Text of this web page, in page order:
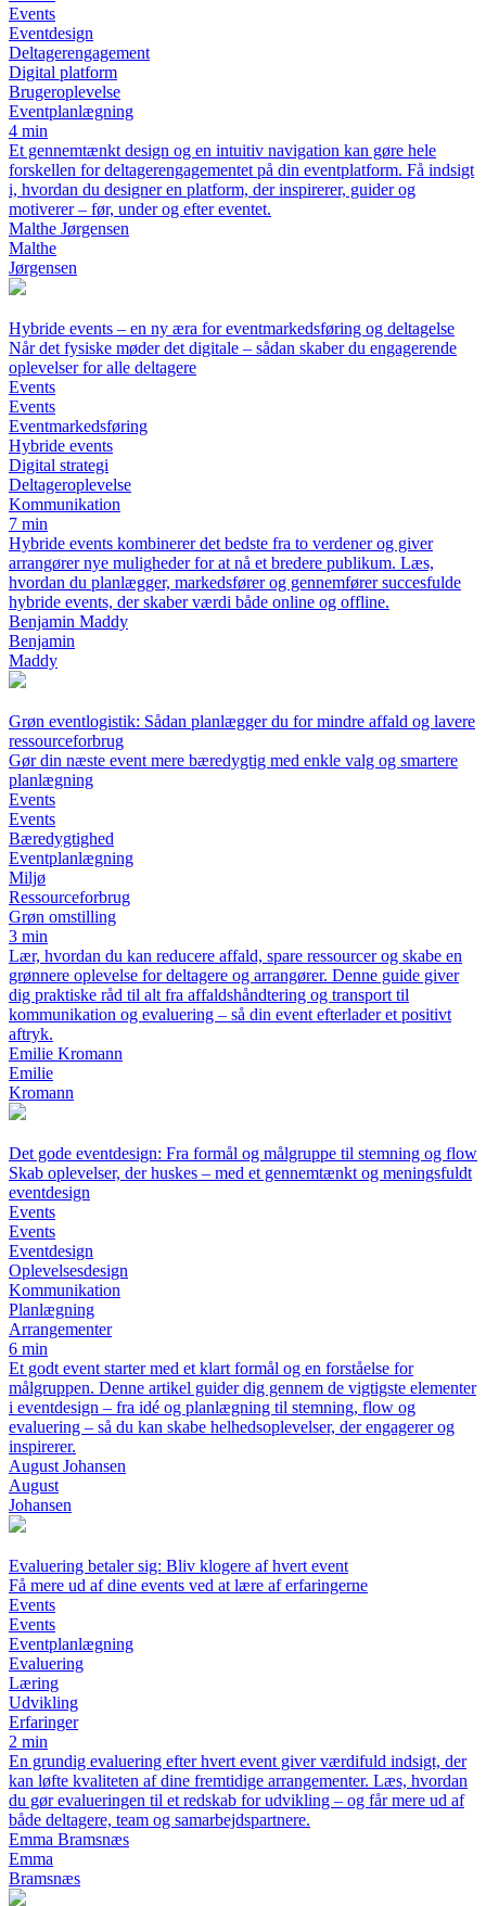
Events
Eventdesign
Deltagerengagement
Digital platform
Brugeroplevelse
Eventplanlægning
4 min
Et gennemtænkt design og en intuitiv navigation kan gøre hele
forskellen for deltagerengagementet på din eventplatform. Få indsigt
i, hvordan du designer en platform, der inspirerer, guider og
motiverer – før, under og efter eventet.
Malthe Jørgensen
Malthe
Jørgensen
Hybride events – en ny æra for eventmarkedsføring og deltagelse
Når det fysiske møder det digitale – sådan skaber du engagerende
oplevelser for alle deltagere
Events
Events
Eventmarkedsføring
Hybride events
Digital strategi
Deltageroplevelse
Kommunikation
7 min
Hybride events kombinerer det bedste fra to verdener og giver
arrangører nye muligheder for at nå et bredere publikum. Læs,
hvordan du planlægger, markedsfører og gennemfører succesfulde
hybride events, der skaber værdi både online og offline.
Benjamin Maddy
Benjamin
Maddy
Grøn eventlogistik: Sådan planlægger du for mindre affald og lavere
ressourceforbrug
Gør din næste event mere bæredygtig med enkle valg og smartere
planlægning
Events
Events
Bæredygtighed
Eventplanlægning
Miljø
Ressourceforbrug
Grøn omstilling
3 min
Lær, hvordan du kan reducere affald, spare ressourcer og skabe en
grønnere oplevelse for deltagere og arrangører. Denne guide giver
dig praktiske råd til alt fra affaldshåndtering og transport til
kommunikation og evaluering – så din event efterlader et positivt
aftryk.
Emilie Kromann
Emilie
Kromann
Det gode eventdesign: Fra formål og målgruppe til stemning og flow
Skab oplevelser, der huskes – med et gennemtænkt og meningsfuldt
eventdesign
Events
Events
Eventdesign
Oplevelsesdesign
Kommunikation
Planlægning
Arrangementer
6 min
Et godt event starter med et klart formål og en forståelse for
målgruppen. Denne artikel guider dig gennem de vigtigste elementer
i eventdesign – fra idé og planlægning til stemning, flow og
evaluering – så du kan skabe helhedsoplevelser, der engagerer og
inspirerer.
August Johansen
August
Johansen
Evaluering betaler sig: Bliv klogere af hvert event
Få mere ud af dine events ved at lære af erfaringerne
Events
Events
Eventplanlægning
Evaluering
Læring
Udvikling
Erfaringer
2 min
En grundig evaluering efter hvert event giver værdifuld indsigt, der
kan løfte kvaliteten af dine fremtidige arrangementer. Læs, hvordan
du gør evalueringen til et redskab for udvikling – og får mere ud af
både deltagere, team og samarbejdspartnere.
Emma Bramsnæs
Emma
Bramsnæs